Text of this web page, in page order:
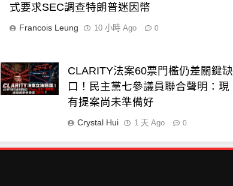
式要求SEC調查特朗普迷因幣
Francois Leung 10 小時 Ago 0
CLARITY法案60票門檻仍差關鍵缺
口！民主黨七參議員聯合聲明：現
有提案尚未準備好
Crystal Hui 1 天 Ago 0